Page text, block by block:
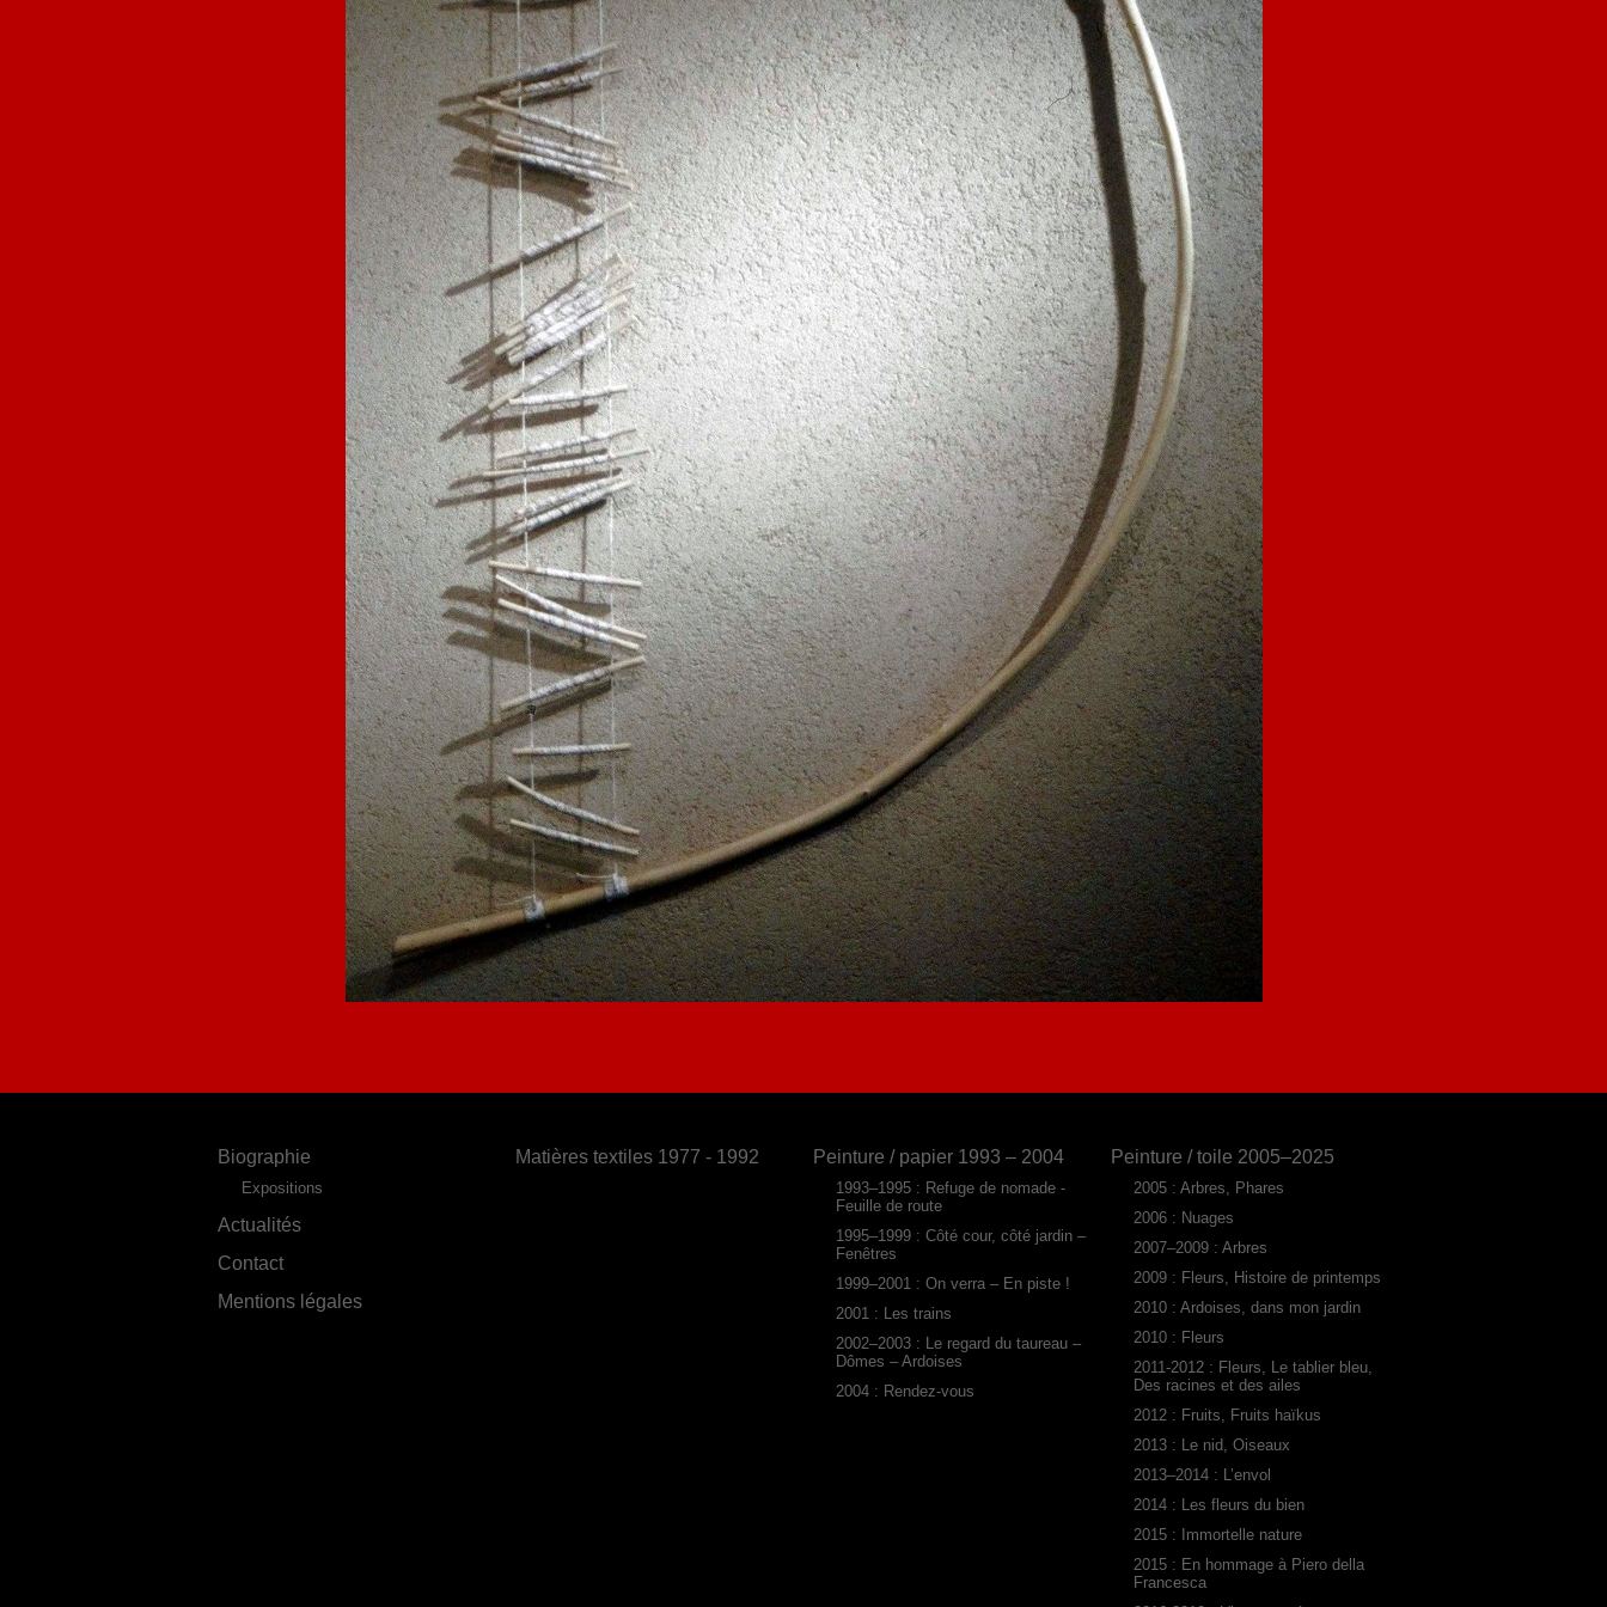
Biographie
Expositions
Actualités
Contact
Mentions légales
Matières textiles 1977 - 1992 Peinture / papier 1993 – 2004
1993–1995 : Refuge de nomade -
Feuille de route
1995–1999 : Côté cour, côté jardin –
Fenêtres
1999–2001 : On verra – En piste !
2001 : Les trains
2002–2003 : Le regard du taureau –
Dômes – Ardoises
2004 : Rendez-vous
Peinture / toile 2005–2025
2005 : Arbres, Phares
2006 : Nuages
2007–2009 : Arbres
2009 : Fleurs, Histoire de printemps
2010 : Ardoises, dans mon jardin
2010 : Fleurs
2011-2012 : Fleurs, Le tablier bleu,
Des racines et des ailes
2012 : Fruits, Fruits haïkus
2013 : Le nid, Oiseaux
2013–2014 : L’envol
2014 : Les fleurs du bien
2015 : Immortelle nature
2015 : En hommage à Piero della
Francesca